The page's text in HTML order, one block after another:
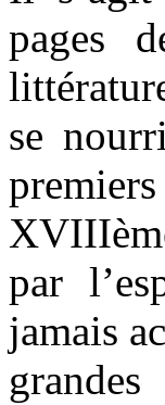
pages
se
par
jamais